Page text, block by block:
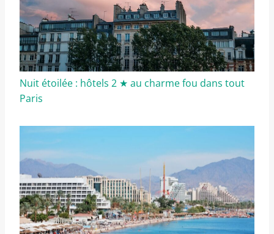
Nuit étoilée : hôtels 2 ★ au charme fou dans tout
Paris